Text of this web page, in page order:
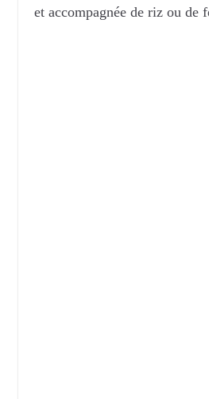
et accompagnée de riz ou de